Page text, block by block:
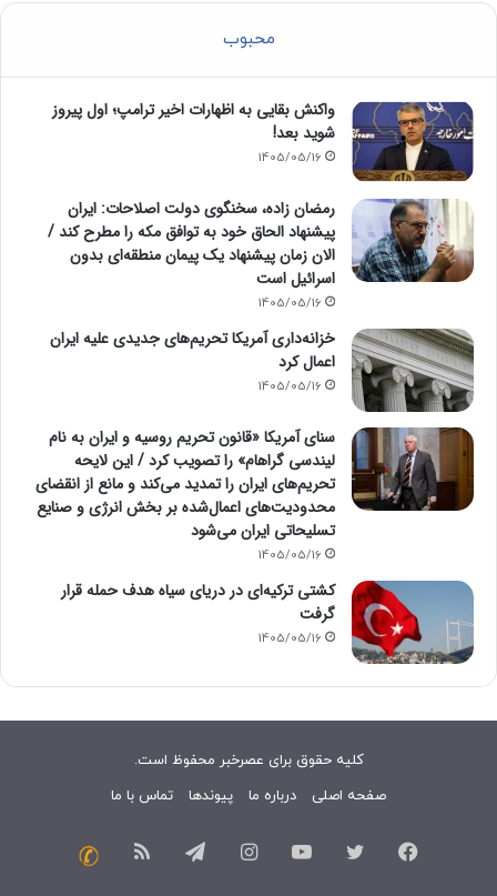
محبوب
واکنش بقایی به اظهارات اخیر ترامپ؛ اول پیروز
شوید بعد!
1405/05/16
رمضان زاده، سخنگوی دولت اصلاحات: ایران
پیشنهاد الحاق خود به توافق مکه را مطرح کند /
الان زمان پیشنهاد یک پیمان منطقه‌ای بدون
اسرائیل است
1405/05/16
خزانه‌داری آمریکا تحریم‌های جدیدی علیه ایران
اعمال کرد
1405/05/16
سنای آمریکا «قانون تحریم روسیه و ایران به نام
لیندسی گراهام» را تصویب کرد / این لایحه
تحریم‌های ایران را تمدید می‌کند و مانع از انقضای
محدودیت‌های اعمال‌شده بر بخش انرژی و صنایع
تسلیحاتی ایران می‌شود
1405/05/16
کشتی ترکیه‌ای در دریای سیاه هدف حمله قرار
گرفت
1405/05/16
کلیه حقوق برای عصرخبر محفوظ است.
صفحه اصلی
درباره ما پیوندها تماس با ما
فیسبوک توییتر یوتیوب اینستاگرامتلگرام خوراک